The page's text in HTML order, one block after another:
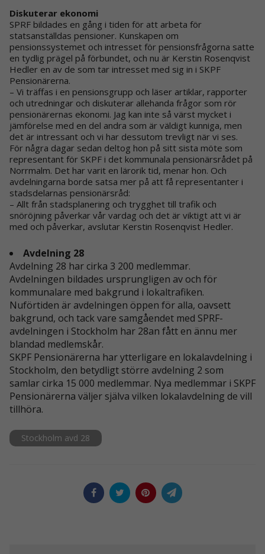
Diskuterar ekonomi
SPRF bildades en gång i tiden för att arbeta för
statsanställdas pensioner. Kunskapen om
pensionssystemet och intresset för pensionsfrågorna satte
en tydlig prägel på förbundet, och nu är Kerstin Rosenqvist
Hedler en av de som tar intresset med sig in i SKPF
Pensionärerna.
– Vi träffas i en pensionsgrupp och läser artiklar, rapporter
och utredningar och diskuterar allehanda frågor som rör
pensionärernas ekonomi. Jag kan inte så värst mycket i
jämförelse med en del andra som är väldigt kunniga, men
det är intressant och vi har dessutom trevligt när vi ses.
För några dagar sedan deltog hon på sitt sista möte som
representant för SKPF i det kommunala pensionärsrådet på
Norrmalm. Det har varit en lärorik tid, menar hon. Och
avdelningarna borde satsa mer på att få representanter i
stadsdelarnas pensionärsråd:
– Allt från stadsplanering och trygghet till trafik och
snöröjning påverkar vår vardag och det är viktigt att vi är
med och påverkar, avslutar Kerstin Rosenqvist Hedler.
Avdelning 28
Avdelning 28 har cirka 3 200 medlemmar.
Avdelningen bildades ursprungligen av och för
kommunalare med bakgrund i lokaltrafiken.
Nuförtiden är avdelningen öppen för alla, oavsett
bakgrund, och tack vare samgåendet med SPRF-
avdelningen i Stockholm har 28an fått en ännu mer
blandad medlemskår.
SKPF Pensionärerna har ytterligare en lokalavdelning i
Stockholm, den betydligt större avdelning 2 som
samlar cirka 15 000 medlemmar. Nya medlemmar i SKPF
Pensionärerna väljer själva vilken lokalavdelning de vill
tillhöra.
Stockholm avd 28
taget ska
fungera.